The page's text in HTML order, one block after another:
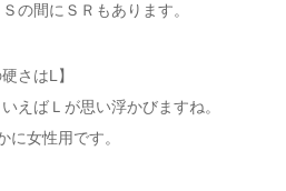
の間にＳＲもあります。
さはL】
えばＬが思い浮かびますね。
に女性用です。